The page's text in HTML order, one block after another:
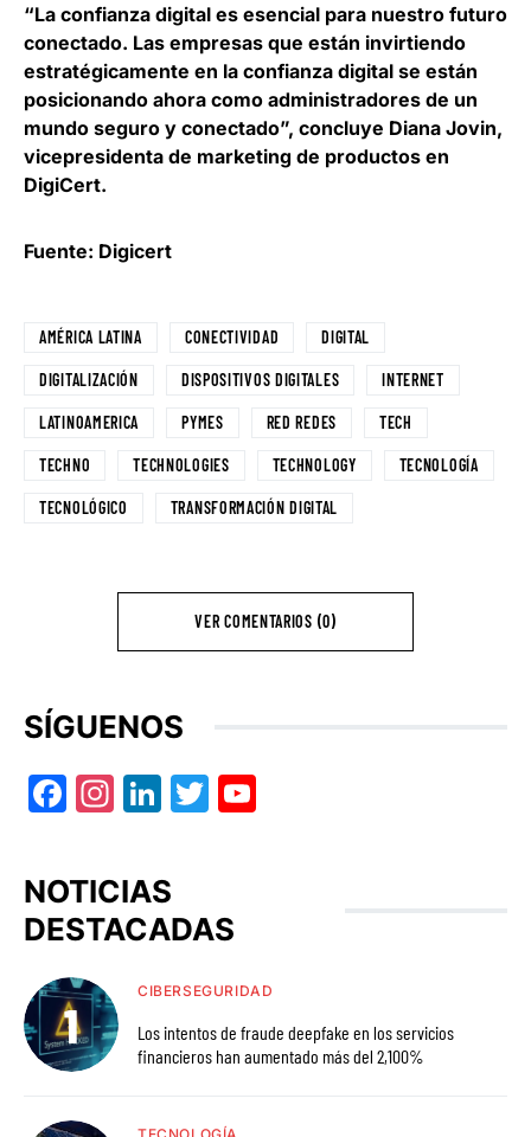
“La confianza digital es esencial para nuestro futuro
conectado. Las empresas que están invirtiendo
estratégicamente en la confianza digital se están
posicionando ahora como administradores de un
mundo seguro y conectado”, concluye Diana Jovin,
vicepresidenta de marketing de productos en
DigiCert.
Fuente: Digicert
AMÉRICA LATINA CONECTIVIDAD DIGITAL
DIGITALIZACIÓN DISPOSITIVOS DIGITALES INTERNET
LATINOAMERICA PYMES RED REDES TECH
TECHNO TECHNOLOGIES TECHNOLOGY TECNOLOGÍA
TECNOLÓGICO TRANSFORMACIÓN DIGITAL
VER COMENTARIOS (0)
SÍGUENOS
Facebook
Instagram
LinkedIn
Twitter
NOTICIAS
DESTACADAS
CIBERSEGURIDAD
Los intentos de fraude deepfake en los servicios
financieros han aumentado más del 2,100%